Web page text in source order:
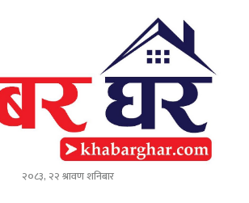
२०८३, २२ श्रावण शनिबार